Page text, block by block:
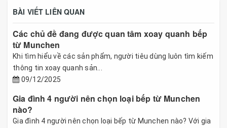
BÀI VIẾT LIÊN QUAN
Các chủ đề đang được quan tâm xoay quanh bếp
từ Munchen
Khi tìm hiểu về các sản phẩm, người tiêu dùng luôn tìm kiếm
thông tin xoay quanh sản...
09/12/2025
Gia đình 4 người nên chọn loại bếp từ Munchen
nào?
Gia đình 4 người nên chọn loại bếp từ Munchen nào? Với gia